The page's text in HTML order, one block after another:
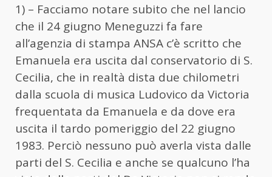
1) – Facciamo notare subito che nel lancio
che il 24 giugno Meneguzzi fa fare
all’agenzia di stampa ANSA c’è scritto che
Emanuela era uscita dal conservatorio di S.
Cecilia, che in realtà dista due chilometri
dalla scuola di musica Ludovico da Victoria
frequentata da Emanuela e da dove era
uscita il tardo pomeriggio del 22 giugno
1983. Perciò nessuno può averla vista dalle
parti del S. Cecilia e anche se qualcuno l’ha